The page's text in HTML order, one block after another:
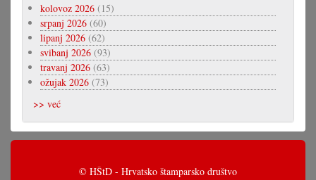
kolovoz 2026 (15)
srpanj 2026 (60)
lipanj 2026 (62)
svibanj 2026 (93)
travanj 2026 (63)
ožujak 2026 (73)
>> već
© HŠtD - Hrvatsko štamparsko društvo